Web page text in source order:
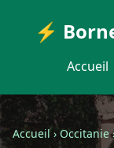
⚡
Accueil
Accueil›Occitanie